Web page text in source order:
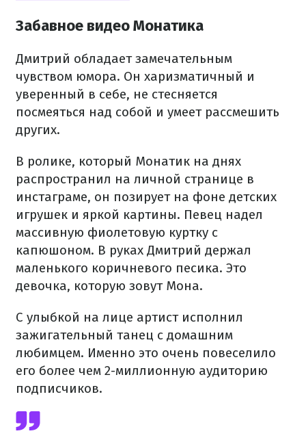
Забавное видео Монатика
Дмитрий обладает замечательным
чувством юмора. Он харизматичный и
уверенный в себе, не стесняется
посмеяться над собой и умеет рассмешить
других.
В ролике, который Монатик на днях
распространил на личной странице в
инстаграме, он позирует на фоне детских
игрушек и яркой картины. Певец надел
массивную фиолетовую куртку с
капюшоном. В руках Дмитрий держал
маленького коричневого песика. Это
девочка, которую зовут Мона.
С улыбкой на лице артист исполнил
зажигательный танец с домашним
любимцем. Именно это очень повеселило
его более чем 2-миллионную аудиторию
подписчиков.